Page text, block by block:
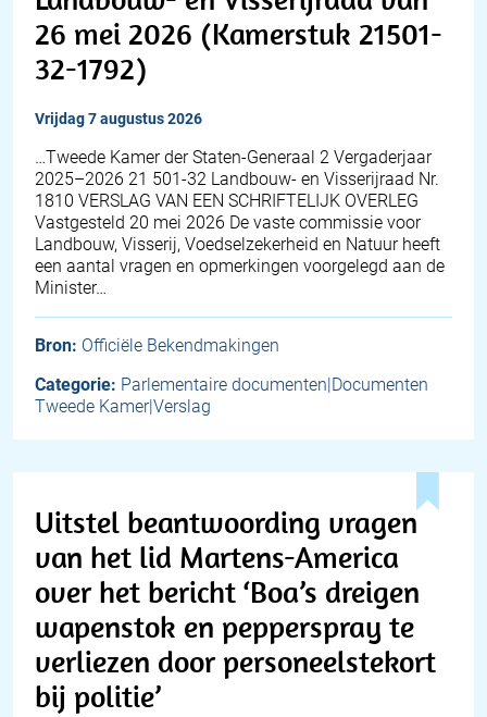
26 mei 2026 (Kamerstuk 21501-
32-1792)
vrijdag 7 augustus 2026
…Tweede Kamer der Staten-Generaal 2 Vergaderjaar
2025–2026 21 501-32 Landbouw- en Visserijraad Nr.
1810 VERSLAG VAN EEN SCHRIFTELIJK OVERLEG
Vastgesteld 20 mei 2026 De vaste commissie voor
Landbouw, Visserij, Voedselzekerheid en Natuur heeft
een aantal vragen en opmerkingen voorgelegd aan de
Minister…
Bron: Officiële Bekendmakingen
Categorie: Parlementaire documenten|Documenten
Tweede Kamer|Verslag
Uitstel beantwoording vragen
van het lid Martens-America
over het bericht ‘Boa’s dreigen
wapenstok en pepperspray te
verliezen door personeelstekort
bij politie’